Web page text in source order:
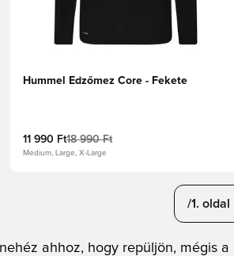
Hummel Edzőmez Core - Fekete
11 990 Ft18 990 Ft
Medium, Large, X-Large
/1. oldal
ahhoz, hogy repüljön, mégis a